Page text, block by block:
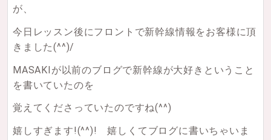
が、
今日レッスン後にフロントで新幹線情報をお客様に頂
きました(^^)/
MASAKIが以前のブログで新幹線が大好きということ
を書いていたのを
覚えてくださっていたのですね(^^)
嬉しすぎます!(^^)! 嬉しくてブログに書いちゃいま